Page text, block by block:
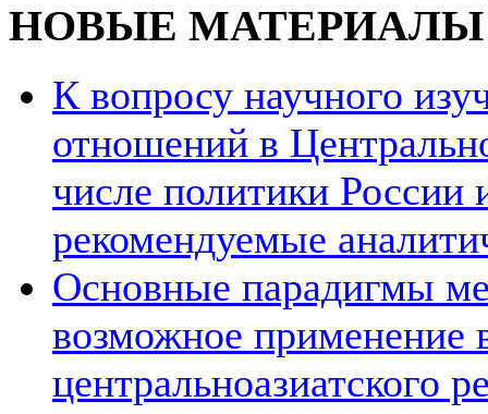
НОВЫЕ МАТЕРИАЛЫ
К вопросу научного
отношений в
числе политики России
рекомендуемые
Основные парадигмы
возможное применение
центральноазиатского